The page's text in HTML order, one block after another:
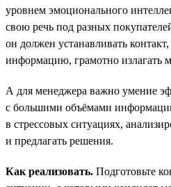
уровнем эмоционального
свою речь под разных
он должен устанавливать
информацию, грамотно излагать
А для менеджера важно умение
с большими объёмами
в стрессовых ситуациях,
и предлагать решения.
Как реализовать. Подготовьте